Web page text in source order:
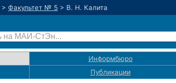
> Факультет № 5 > В. Н. Калита
Информбюро
Публикации